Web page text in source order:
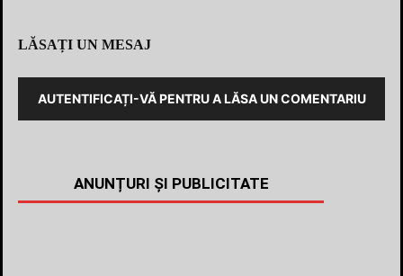
LĂSAȚI UN MESAJ
AUTENTIFICAȚI-VĂ PENTRU A LĂSA UN COMENTARIU
ANUNȚURI ȘI PUBLICITATE